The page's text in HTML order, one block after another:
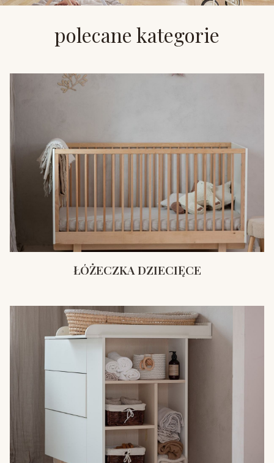
polecane kategorie
ŁÓŻECZKA DZIECIĘCE